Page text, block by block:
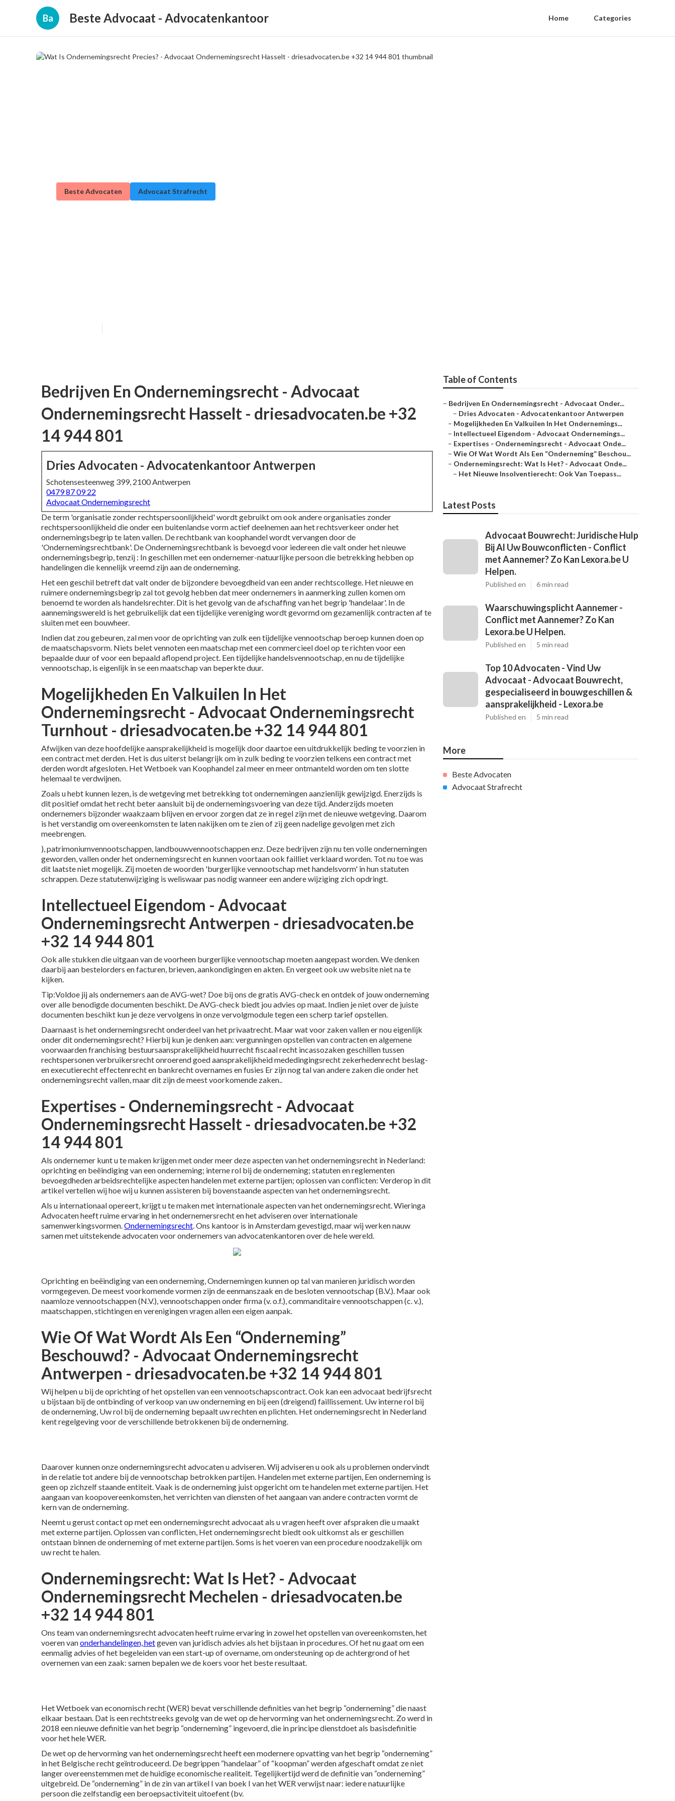
Ba Beste Advocaat - Advocatenkantoor Home Categories
Beste Advocaten Advocaat Strafrecht
Bedrijven En Ondernemingsrecht - Advocaat
Ondernemingsrecht Hasselt - driesadvocaten.be +32
14 944 801
Dries Advocaten - Advocatenkantoor Antwerpen
Schotensesteenweg 399, 2100 Antwerpen
0479 87 09 22
Advocaat Ondernemingsrecht
De term 'organisatie zonder rechtspersoonlijkheid' wordt gebruikt om ook andere organisaties zonder
rechtspersoonlijkheid die onder een buitenlandse vorm actief deelnemen aan het rechtsverkeer onder het
ondernemingsbegrip te laten vallen. De rechtbank van koophandel wordt vervangen door de
'Ondernemingsrechtbank'. De Ondernemingsrechtbank is bevoegd voor iedereen die valt onder het nieuwe
ondernemingsbegrip, tenzij : In geschillen met een ondernemer-natuurlijke persoon die betrekking hebben op
handelingen die kennelijk vreemd zijn aan de onderneming.
Het een geschil betreft dat valt onder de bijzondere bevoegdheid van een ander rechtscollege. Het nieuwe en
ruimere ondernemingsbegrip zal tot gevolg hebben dat meer ondernemers in aanmerking zullen komen om
benoemd te worden als handelsrechter. Dit is het gevolg van de afschaffing van het begrip 'handelaar'. In de
aannemingswereld is het gebruikelijk dat een tijdelijke vereniging wordt gevormd om gezamenlijk contracten af te
sluiten met een bouwheer.
Indien dat zou gebeuren, zal men voor de oprichting van zulk een tijdelijke vennootschap beroep kunnen doen op
de maatschapsvorm. Niets belet vennoten een maatschap met een commercieel doel op te richten voor een
bepaalde duur of voor een bepaald aflopend project. Een tijdelijke handelsvennootschap, en nu de tijdelijke
vennootschap, is eigenlijk in se een maatschap van beperkte duur.
Mogelijkheden En Valkuilen In Het
Ondernemingsrecht - Advocaat Ondernemingsrecht
Turnhout - driesadvocaten.be +32 14 944 801
Afwijken van deze hoofdelijke aansprakelijkheid is mogelijk door daartoe een uitdrukkelijk beding te voorzien in
een contract met derden. Het is dus uiterst belangrijk om in zulk beding te voorzien telkens een contract met
derden wordt afgesloten. Het Wetboek van Koophandel zal meer en meer ontmanteld worden om ten slotte
helemaal te verdwijnen.
Zoals u hebt kunnen lezen, is de wetgeving met betrekking tot ondernemingen aanzienlijk gewijzigd. Enerzijds is
dit positief omdat het recht beter aansluit bij de ondernemingsvoering van deze tijd. Anderzijds moeten
ondernemers bijzonder waakzaam blijven en ervoor zorgen dat ze in regel zijn met de nieuwe wetgeving. Daarom
is het verstandig om overeenkomsten te laten nakijken om te zien of zij geen nadelige gevolgen met zich
meebrengen.
), patrimoniumvennootschappen, landbouwvennootschappen enz. Deze bedrijven zijn nu ten volle ondernemingen
geworden, vallen onder het ondernemingsrecht en kunnen voortaan ook failliet verklaard worden. Tot nu toe was
dit laatste niet mogelijk. Zij moeten de woorden 'burgerlijke vennootschap met handelsvorm' in hun statuten
schrappen. Deze statutenwijziging is weliswaar pas nodig wanneer een andere wijziging zich opdringt.
Intellectueel Eigendom - Advocaat
Ondernemingsrecht Antwerpen - driesadvocaten.be
+32 14 944 801
Ook alle stukken die uitgaan van de voorheen burgerlijke vennootschap moeten aangepast worden. We denken
daarbij aan bestelorders en facturen, brieven, aankondigingen en akten. En vergeet ook uw website niet na te
kijken.
Tip:Voldoe jij als ondernemers aan de AVG-wet? Doe bij ons de gratis AVG-check en ontdek of jouw onderneming
over alle benodigde documenten beschikt. De AVG-check biedt jou advies op maat. Indien je niet over de juiste
documenten beschikt kun je deze vervolgens in onze vervolgmodule tegen een scherp tarief opstellen.
Daarnaast is het ondernemingsrecht onderdeel van het privaatrecht. Maar wat voor zaken vallen er nou eigenlijk
onder dit ondernemingsrecht? Hierbij kun je denken aan: vergunningen opstellen van contracten en algemene
voorwaarden franchising bestuursaansprakelijkheid huurrecht fiscaal recht incassozaken geschillen tussen
rechtspersonen verbruikersrecht onroerend goed aansprakelijkheid mededingingsrecht zekerhedenrecht beslag-
en executierecht effectenrecht en bankrecht overnames en fusies Er zijn nog tal van andere zaken die onder het
ondernemingsrecht vallen, maar dit zijn de meest voorkomende zaken..
Expertises - Ondernemingsrecht - Advocaat
Ondernemingsrecht Hasselt - driesadvocaten.be +32
14 944 801
Als ondernemer kunt u te maken krijgen met onder meer deze aspecten van het ondernemingsrecht in Nederland:
oprichting en beëindiging van een onderneming; interne rol bij de onderneming; statuten en reglementen
bevoegdheden arbeidsrechtelijke aspecten handelen met externe partijen; oplossen van conflicten: Verderop in dit
artikel vertellen wij hoe wij u kunnen assisteren bij bovenstaande aspecten van het ondernemingsrecht.
Als u internationaal opereert, krijgt u te maken met internationale aspecten van het ondernemingsrecht. Wieringa
Advocaten heeft ruime ervaring in het ondernemersrecht en het adviseren over internationale
samenwerkingsvormen.Ondernemingsrecht. Ons kantoor is in Amsterdam gevestigd, maar wij werken nauw
samen met uitstekende advocaten voor ondernemers van advocatenkantoren over de hele wereld.
Oprichting en beëindiging van een onderneming, Ondernemingen kunnen op tal van manieren juridisch worden
vormgegeven. De meest voorkomende vormen zijn de eenmanszaak en de besloten vennootschap (B.V.). Maar ook
naamloze vennootschappen (N.V.), vennootschappen onder firma (v. o.f.), commanditaire vennootschappen (c. v.),
maatschappen, stichtingen en verenigingen vragen allen een eigen aanpak.
Wie Of Wat Wordt Als Een “Onderneming”
Beschouwd? - Advocaat Ondernemingsrecht
Antwerpen - driesadvocaten.be +32 14 944 801
Wij helpen u bij de oprichting of het opstellen van een vennootschapscontract. Ook kan een advocaat bedrijfsrecht
u bijstaan bij de ontbinding of verkoop van uw onderneming en bij een (dreigend) faillissement. Uw interne rol bij
de onderneming, Uw rol bij de onderneming bepaalt uw rechten en plichten. Het ondernemingsrecht in Nederland
kent regelgeving voor de verschillende betrokkenen bij de onderneming.
Daarover kunnen onze ondernemingsrecht advocaten u adviseren. Wij adviseren u ook als u problemen ondervindt
in de relatie tot andere bij de vennootschap betrokken partijen. Handelen met externe partijen, Een onderneming is
geen op zichzelf staande entiteit. Vaak is de onderneming juist opgericht om te handelen met externe partijen. Het
aangaan van koopovereenkomsten, het verrichten van diensten of het aangaan van andere contracten vormt de
kern van de onderneming.
Neemt u gerust contact op met een ondernemingsrecht advocaat als u vragen heeft over afspraken die u maakt
met externe partijen. Oplossen van conflicten, Het ondernemingsrecht biedt ook uitkomst als er geschillen
ontstaan binnen de onderneming of met externe partijen. Soms is het voeren van een procedure noodzakelijk om
uw recht te halen.
Ondernemingsrecht: Wat Is Het? - Advocaat
Ondernemingsrecht Mechelen - driesadvocaten.be
+32 14 944 801
Ons team van ondernemingsrecht advocaten heeft ruime ervaring in zowel het opstellen van overeenkomsten, het
voeren vanonderhandelingen, hetgeven van juridisch advies als het bijstaan in procedures. Of het nu gaat om een
eenmalig advies of het begeleiden van een start-up of overname, om ondersteuning op de achtergrond of het
overnemen van een zaak: samen bepalen we de koers voor het beste resultaat.
Het Wetboek van economisch recht (WER) bevat verschillende definities van het begrip “onderneming” die naast
elkaar bestaan. Dat is een rechtstreeks gevolg van de wet op de hervorming van het ondernemingsrecht. Zo werd in
2018 een nieuwe definitie van het begrip “onderneming” ingevoerd, die in principe dienstdoet als basisdefinitie
voor het hele WER.
De wet op de hervorming van het ondernemingsrecht heeft een modernere opvatting van het begrip “onderneming”
in het Belgische recht geïntroduceerd. De begrippen “handelaar” of “koopman” werden afgeschaft omdat ze niet
langer overeenstemmen met de huidige economische realiteit. Tegelijkertijd werd de definitie van “onderneming”
uitgebreid. De “onderneming” in de zin van artikel I van boek I van het WER verwijst naar: iedere natuurlijke
persoon die zelfstandig een beroepsactiviteit uitoefent (bv.
Table of Contents
– Bedrijven En Ondernemingsrecht - Advocaat Onder...
– Dries Advocaten - Advocatenkantoor Antwerpen
– Mogelijkheden En Valkuilen In Het Ondernemings...
– Intellectueel Eigendom - Advocaat Ondernemings...
– Expertises - Ondernemingsrecht - Advocaat Onde...
– Wie Of Wat Wordt Als Een “Onderneming” Beschou...
– Ondernemingsrecht: Wat Is Het? - Advocaat Onde...
– Het Nieuwe Insolventierecht: ​Ook Van Toepass...
Latest Posts
Advocaat Bouwrecht: Juridische Hulp
Bij Al Uw Bouwconflicten - Conflict
met Aannemer? Zo Kan Lexora.be U
Helpen.
Published en 6 min read
Waarschuwingsplicht Aannemer -
Conflict met Aannemer? Zo Kan
Lexora.be U Helpen.
Published en 5 min read
Top 10 Advocaten - Vind Uw
Advocaat - Advocaat Bouwrecht,
gespecialiseerd in bouwgeschillen &
aansprakelijkheid - Lexora.be
Published en 5 min read
More
Beste Advocaten
Advocaat Strafrecht